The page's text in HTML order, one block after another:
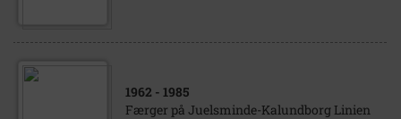
1962 - 1985
Færger på Juelsminde-Kalundborg Linien